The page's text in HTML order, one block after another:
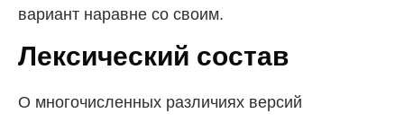
вариант наравне со своим.
Лексический состав
О многочисленных различиях версий